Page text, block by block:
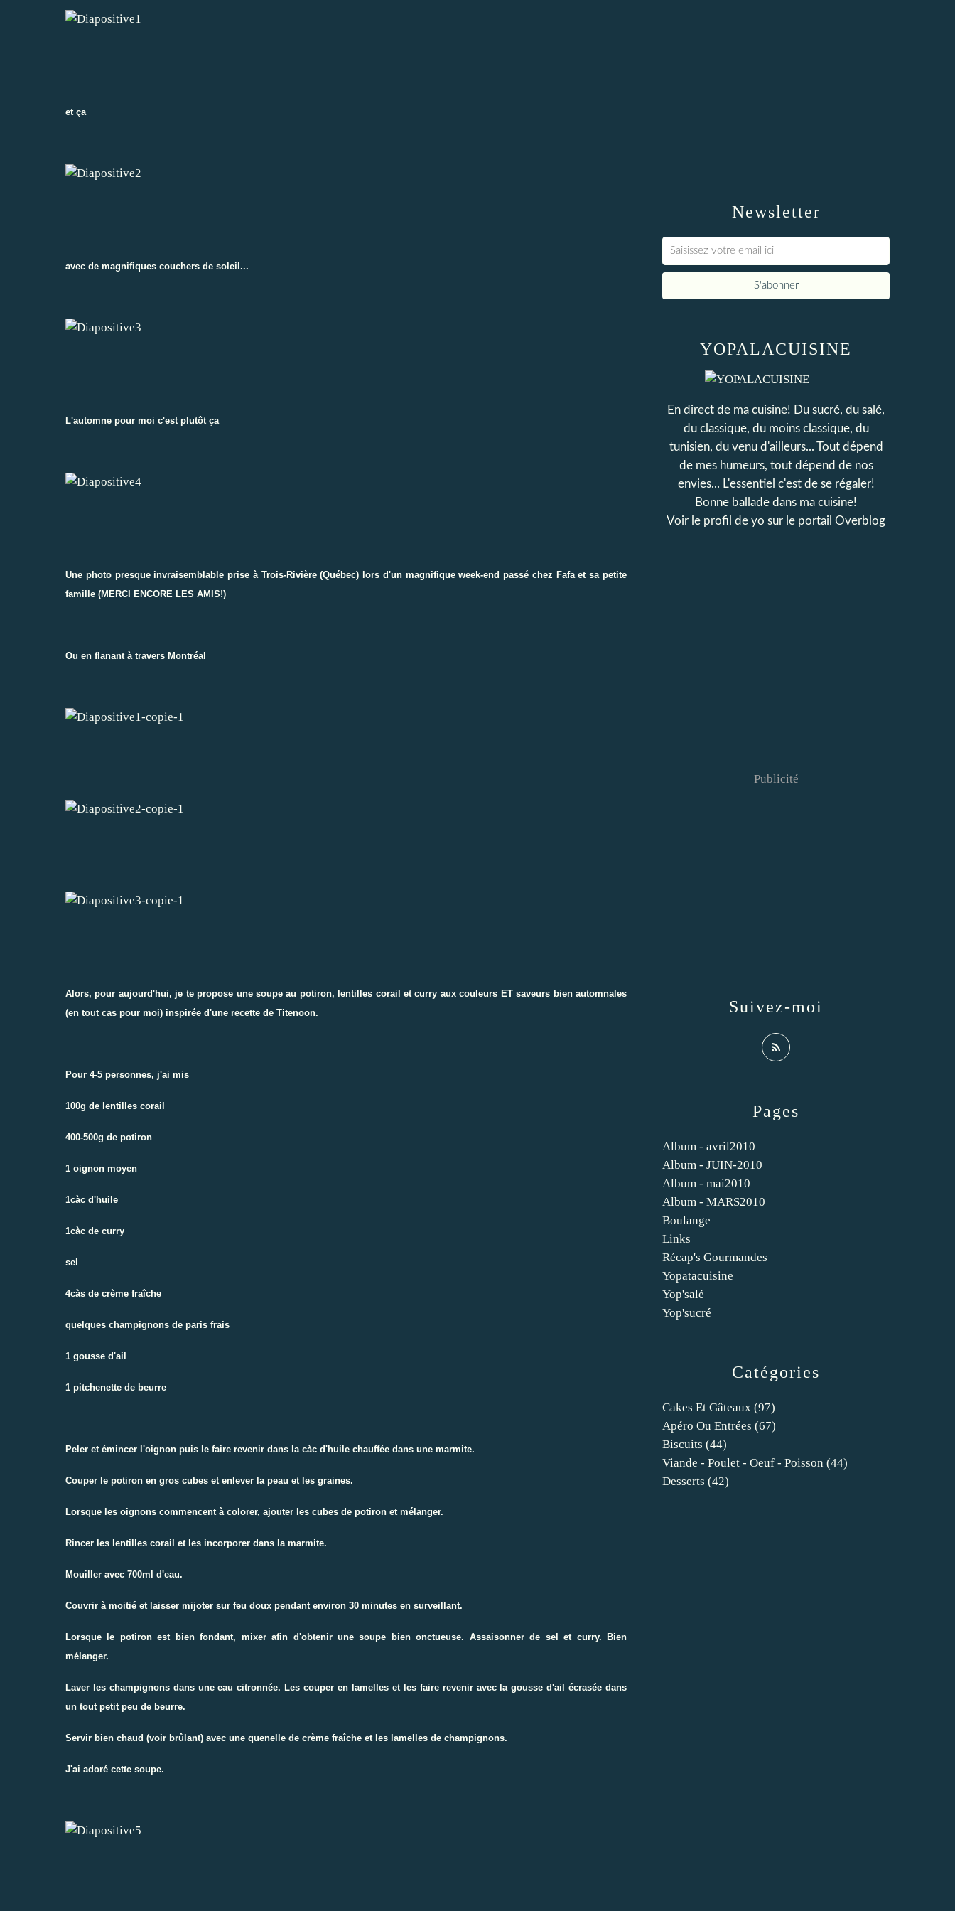
et ça
avec de magnifiques couchers de soleil...
L'automne pour moi c'est plutôt ça
Une photo presque invraisemblable prise à Trois-Rivière (Québec) lors d'un magnifique week-end passé chez Fafa et sa petite
famille (MERCI ENCORE LES AMIS!)
Ou en flanant à travers Montréal
Alors, pour aujourd'hui, je te propose une soupe au potiron, lentilles corail et curry aux couleurs ET saveurs bien automnales
(en tout cas pour moi) inspirée d'une recette de Titenoon.
Pour 4-5 personnes, j'ai mis
100g de lentilles corail
400-500g de potiron
1 oignon moyen
1càc d'huile
1càc de curry
sel
4càs de crème fraîche
quelques champignons de paris frais
1 gousse d'ail
1 pitchenette de beurre
Peler et émincer l'oignon puis le faire revenir dans la càc d'huile chauffée dans une marmite.
Couper le potiron en gros cubes et enlever la peau et les graines.
Lorsque les oignons commencent à colorer, ajouter les cubes de potiron et mélanger.
Rincer les lentilles corail et les incorporer dans la marmite.
Mouiller avec 700ml d'eau.
Couvrir à moitié et laisser mijoter sur feu doux pendant environ 30 minutes en surveillant.
Lorsque le potiron est bien fondant, mixer afin d'obtenir une soupe bien onctueuse. Assaisonner de sel et curry. Bien
mélanger.
Laver les champignons dans une eau citronnée. Les couper en lamelles et les faire revenir avec la gousse d'ail écrasée dans
un tout petit peu de beurre.
Servir bien chaud (voir brûlant) avec une quenelle de crème fraîche et les lamelles de champignons.
J'ai adoré cette soupe.
Newsletter
Catégories
Cakes Et Gâteaux (97)
Apéro Ou Entrées (67)
Biscuits (44)
Viande - Poulet - Oeuf - Poisson (44)
Desserts (42)
Pages
Album - avril2010
Album - JUIN-2010
Album - mai2010
Album - MARS2010
Boulange
Links
Récap's Gourmandes
Yopatacuisine
Yop'salé
Yop'sucré
YOPALACUISINE
En direct de ma cuisine! Du sucré, du salé,
du classique, du moins classique, du
tunisien, du venu d'ailleurs... Tout dépend
de mes humeurs, tout dépend de nos
envies... L'essentiel c'est de se régaler!
Bonne ballade dans ma cuisine!
Voir le profil de yo sur le portail Overblog
Suivez-moi
Publicité